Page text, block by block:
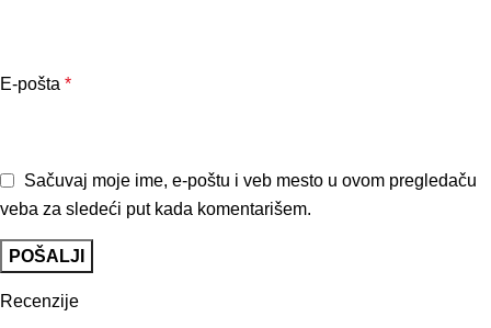
Recenzije
E-pošta *
Sačuvaj moje ime, e-poštu i veb mesto u ovom pregledaču
veba za sledeći put kada komentarišem.